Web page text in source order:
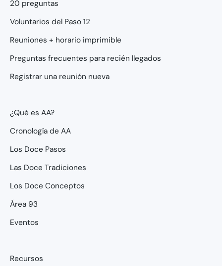
20 preguntas
Voluntarios del Paso 12
Reuniones + horario imprimible
Preguntas frecuentes para recién llegados
Registrar una reunión nueva
¿Qué es AA?
Cronología de AA
Los Doce Pasos
Las Doce Tradiciones
Los Doce Conceptos
Área 93
Eventos
Recursos